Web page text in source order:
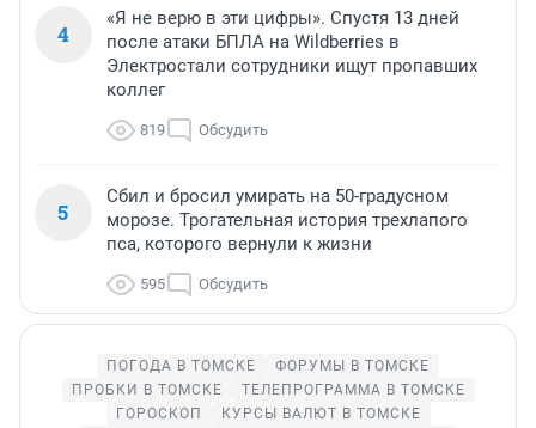
4
«Я не верю в эти цифры». Спустя 13 дней
после атаки БПЛА на Wildberries в
Электростали сотрудники ищут пропавших
коллег
819 Обсудить
5
Сбил и бросил умирать на 50-градусном
морозе. Трогательная история трехлапого
пса, которого вернули к жизни
595 Обсудить
ПОГОДА В ТОМСКЕ
ФОРУМЫ В ТОМСКЕ
ПРОБКИ В ТОМСКЕ
ТЕЛЕПРОГРАММА В ТОМСКЕ
ГОРОСКОП
КУРСЫ ВАЛЮТ В ТОМСКЕ